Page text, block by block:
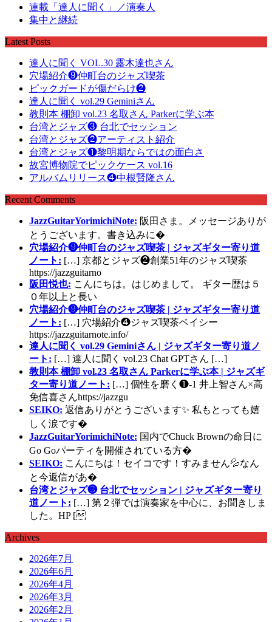
連載「達人に聞く」／演奏人
集中と継続
Latest Posts
達人に聞く VOL.30 露木達也さん
穴場紹介❾仲町台のジャズ喫茶
ピックガードが傷だらけ❷
達人に聞く vol.29 Geminiさん
教則本 棚卸 vol.23 名取さん Parkerに学ぶ本
台湾とジャズ❸ 台北でセッション
台湾とジャズ❷アーティスト紹介
台湾とジャズ❶黎明期ならではの面白さ
故宮博物院でピックケース vol.16
アルバムリリース❹中根賢隆さん
Recent Comments
JazzGuitarYorimichiNote: 阪田さま。メッセージありが
とうございます。書き込みに�
穴場紹介❾仲町台のジャズ喫茶 | ジャズギター寄り道
ノート: […] 京都とジャズ❷創業51年のジャズ喫茶
https://jazzguitarno
阪田悦也: こんにちは。はじめまして。 ギター歴は５
０年以上と長い
穴場紹介❾仲町台のジャズ喫茶 | ジャズギター寄り道
ノート: […] 穴場紹介❹ジャズ喫茶ベイシー
https://jazzguitarnote.info/
達人に聞く vol.29 Geminiさん | ジャズギター寄り道ノ
ート: […] 達人に聞く vol.23 Chat GPTさん […]
教則本 棚卸 vol.23 名取さん Parkerに学ぶ本 | ジャズギ
ター寄り道ノート: […] 個性を磨く❶-1 井上智さん×高
免信喜さんhttps://jazzgu
SEIKO: 返信ありがとうございます✨ 私もとっても嬉
しく涙です�
JazzGuitarYorimichiNote: 国内でChuck Brownの命日に
Go Goパーティを開催されている方�
SEIKO: こんにちは！セイコです！すみません💦なん
と今返信があ�
台湾とジャズ❸ 台北でセッション | ジャズギター寄り
道ノート: […] 第２弾では演奏家を中心に、お聞きしま
した。HP [
Archives
2026年7月
2026年6月
2026年4月
2026年3月
2026年2月